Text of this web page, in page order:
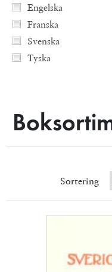
Engelska
Franska
Svenska
Tyska
Sortering